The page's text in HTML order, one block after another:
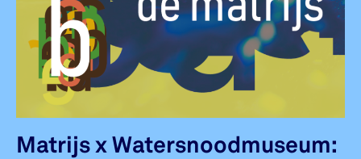
Matrijs x Watersnoodmuseum: